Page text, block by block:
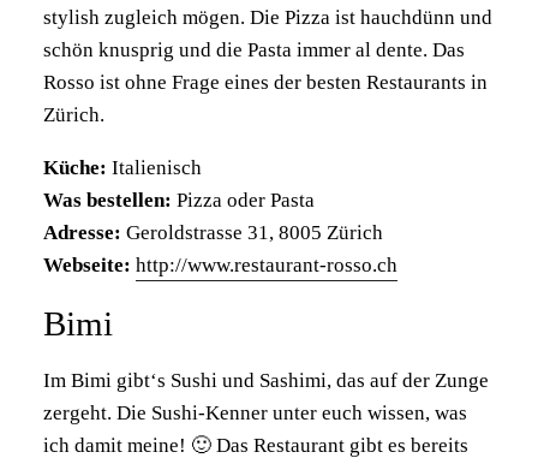
stylish zugleich mögen. Die Pizza ist hauchdünn und
schön knusprig und die Pasta immer al dente. Das
Rosso ist ohne Frage eines der besten Restaurants in
Zürich.
Küche: Italienisch
Was bestellen: Pizza oder Pasta
Adresse: Geroldstrasse 31, 8005 Zürich
Webseite: http://www.restaurant-rosso.ch
Bimi
Im Bimi gibt‘s Sushi und Sashimi, das auf der Zunge
zergeht. Die Sushi-Kenner unter euch wissen, was
ich damit meine! 🙂 Das Restaurant gibt es bereits